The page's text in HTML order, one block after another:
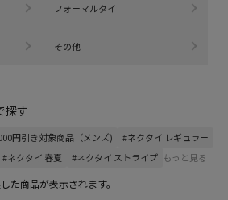
フォーマルタイ
その他
探す
円引き対象商品（メンズ)
#ネクタイ レギュラー
#ネクタイ 春夏 #ネクタイ ストライプ もっと見る
た商品が表示されます。